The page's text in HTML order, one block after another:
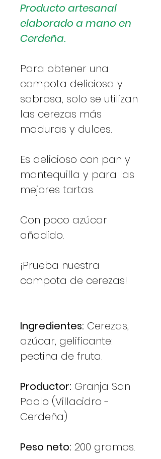
Producto artesanal
elaborado a mano en
Cerdeña.
Para obtener una
compota deliciosa y
sabrosa, solo se utilizan
las cerezas más
maduras y dulces.
Es delicioso con pan y
mantequilla y para las
mejores tartas.
Con poco azúcar
añadido.
¡Prueba nuestra
compota de cerezas!
Ingredientes: Cerezas,
azúcar, gelificante:
pectina de fruta.
Productor: Granja San
Paolo (Villacidro -
Cerdeña)
Peso neto: 200 gramos.